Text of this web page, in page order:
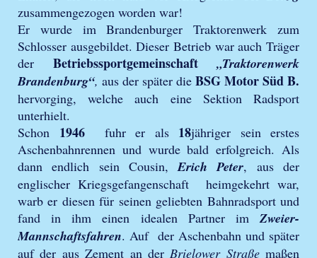
zusammengezogen worden war!
Er wurde im Brandenburger Traktorenwerk zum
Schlosser ausgebildet. Dieser Betrieb war auch Träger
der Betriebssportgemeinschaft
„Traktorenwerk
Brandenburg“, aus der später die BSG Motor Süd B.
hervorging, welche auch eine Sektion Radsport
unterhielt.
Schon 1946fuhr er als 18jähriger sein erstes
Aschenbahnrennen und wurde bald erfolgreich. Als
dann endlich sein Cousin,Erich Peter, aus der
englischer Kriegsgefangenschaft heimgekehrt war,
warb er diesen für seinen geliebten Bahnradsport und
fand in ihm einen idealen Partner imZweier-
Mannschaftsfahren. Auf der Aschenbahn und später
auf der aus Zement an derBrielower Straßemaßen